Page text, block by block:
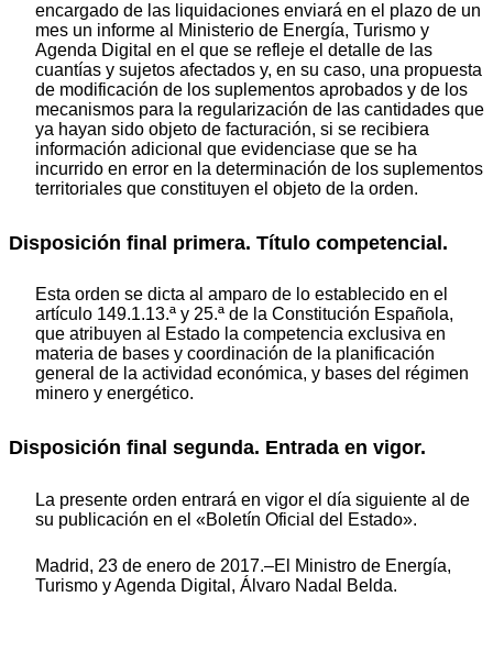
encargado de las liquidaciones enviará en el plazo de un
mes un informe al Ministerio de Energía, Turismo y
Agenda Digital en el que se refleje el detalle de las
cuantías y sujetos afectados y, en su caso, una propuesta
de modificación de los suplementos aprobados y de los
mecanismos para la regularización de las cantidades que
ya hayan sido objeto de facturación, si se recibiera
información adicional que evidenciase que se ha
incurrido en error en la determinación de los suplementos
territoriales que constituyen el objeto de la orden.
Disposición final primera. Título competencial.
Esta orden se dicta al amparo de lo establecido en el
artículo 149.1.13.ª y 25.ª de la Constitución Española,
que atribuyen al Estado la competencia exclusiva en
materia de bases y coordinación de la planificación
general de la actividad económica, y bases del régimen
minero y energético.
Disposición final segunda. Entrada en vigor.
La presente orden entrará en vigor el día siguiente al de
su publicación en el «Boletín Oficial del Estado».
Madrid, 23 de enero de 2017.–El Ministro de Energía,
Turismo y Agenda Digital, Álvaro Nadal Belda.